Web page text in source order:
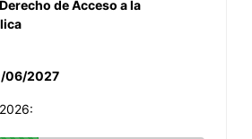
de Acceso a la
06/2027